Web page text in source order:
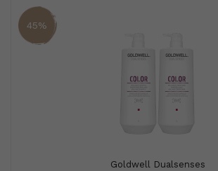
45%
Goldwell Dualsenses